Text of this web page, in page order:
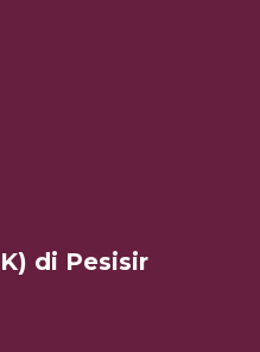
di Pesisir